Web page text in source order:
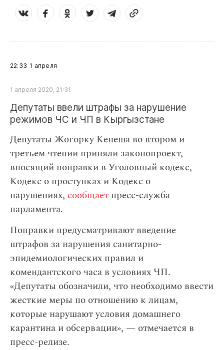
22:33 1 апреля
1 апреля 2020, 21:31
Депутаты ввели штрафы за нарушение
режимов ЧС и ЧП в Кыргызстане
Депутаты Жогорку Кенеша во втором и
третьем чтении приняли законопроект,
вносящий поправки в Уголовный кодекс,
Кодекс о проступках и Кодекс о
нарушениях, сообщает пресс-служба
парламента.
Поправки предусматривают введение
штрафов за нарушения санитарно-
эпидемиологических правил и
комендантского часа в условиях ЧП.
«Депутаты обозначили, что необходимо ввести
жесткие меры по отношению к лицам,
которые нарушают условия домашнего
карантина и обсервации», — отмечается в
пресс-релизе.